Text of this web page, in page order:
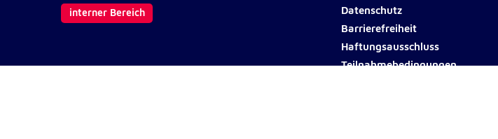
interner Bereich
Datenschutz
Barrierefreiheit
Haftungsausschluss
Teilnahmebedingungen